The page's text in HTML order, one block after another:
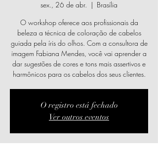
sex., 26 de abr.
  |
Brasília
O workshop oferece aos profissionais da
beleza a técnica de coloração de cabelos
guiada pela íris do olhos. Com a consultora de
imagem Fabiana Mendes, você vai aprender a
dar sugestões de cores e tons mais assertivos e
harmônicos para os cabelos dos seus clientes.
O registro está fechado
Ver outros eventos